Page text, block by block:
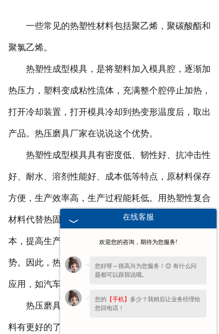
一些常见的热塑性材料包括聚乙烯，聚碳酸酯和
聚氯乙烯。
热塑性成型模具，是将塑料加入模具腔，逐渐加
热压力，塑料变成粘性流体，充满整个腔停止加热，
打开冷却装置，打开模具冷却到热变形温度后，取出
产品。热压磨具厂家在说说这个优势。
热塑性成型模具具有密度低、韧性好、抗冲击性
好、耐水、溶剂性能好、成本低等特点，原材料保存
方便，生产效率高，生产过程能耗低。用热塑性复合
材料代替热固性复合材料，不但可以降低重量、成
本，提高生产效率，节约能源，而且符合行业的趋
势。因此，热塑性成型模具也开始得到越来越广泛的
应用，如汽车工业。
热压磨具厂家讲解的这些，希望大家对热塑性塑
料有更好的了解。
在线客服
欢迎您的咨询，期待为您服务!
您好呀～很高兴为您服务！😊 有什么问
题都可以跟我说哦。
您的 【手机】 多少？我稍后让业务经理给
您回电话！